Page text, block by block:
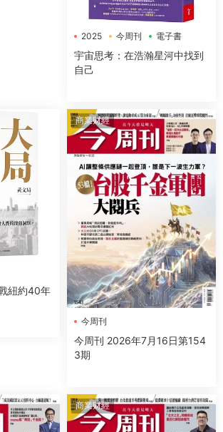
2025 今周刊 電子書
宇宙思考：在浩瀚星河中找到
自己
紐約40年
商業财經
今周刊
今周刊 2026年7月16日第154
3期
商業财經